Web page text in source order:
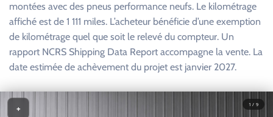
montées avec des pneus performance neufs. Le kilométrage
affiché est de 1 111 miles. L’acheteur bénéficie d’une exemption
de kilométrage quel que soit le relevé du compteur. Un
rapport NCRS Shipping Data Report accompagne la vente. La
date estimée de achèvement du projet est janvier 2027.
1 / 9
+